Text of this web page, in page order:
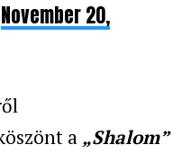
November 20,
a „Shalom”